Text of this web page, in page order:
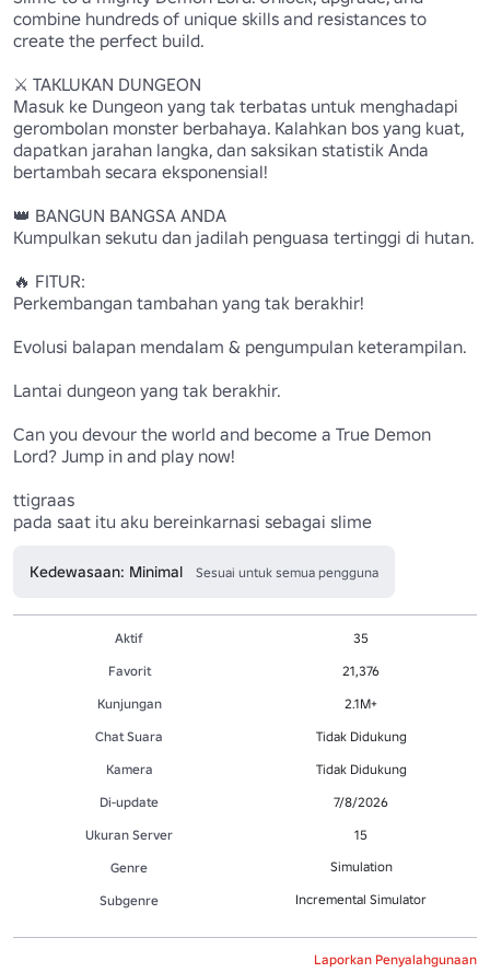
combine hundreds of unique skills and resistances to
create the perfect build.
⚔️ TAKLUKAN DUNGEON
Masuk ke Dungeon yang tak terbatas untuk menghadapi
gerombolan monster berbahaya. Kalahkan bos yang kuat,
dapatkan jarahan langka, dan saksikan statistik Anda
bertambah secara eksponensial!
👑 BANGUN BANGSA ANDA
Kumpulkan sekutu dan jadilah penguasa tertinggi di hutan.
🔥 FITUR:
Perkembangan tambahan yang tak berakhir!
Evolusi balapan mendalam & pengumpulan keterampilan.
Lantai dungeon yang tak berakhir.
Can you devour the world and become a True Demon
Lord? Jump in and play now!
ttigraas
pada saat itu aku bereinkarnasi sebagai slime
Kedewasaan: Minimal Sesuai untuk semua pengguna
Aktif
35
Favorit
21,376
Kunjungan
2.1M+
Chat Suara
Tidak Didukung
Kamera
Tidak Didukung
Di-update
7/8/2026
Ukuran Server
15
Genre
Simulation
Subgenre Incremental Simulator
Laporkan Penyalahgunaan